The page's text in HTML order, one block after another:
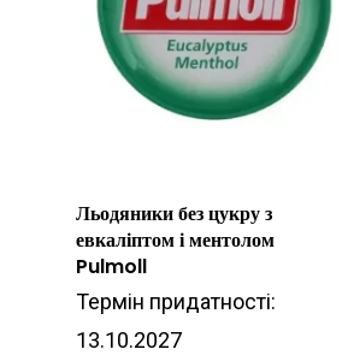
Льодяники без цукру з
евкаліптом і ментолом
Pulmoll
Термін придатності:
13.10.2027